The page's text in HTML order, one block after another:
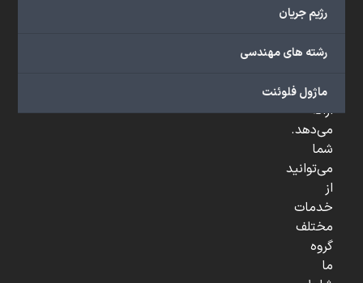
رژیم جریان
رشته های مهندسی
ماژول فلوئنت
دانشگاهی،
صنعتی
...
ارائه
می‌دهد.
شما
می‌توانید
از
خدمات
مختلف
گروه
ما